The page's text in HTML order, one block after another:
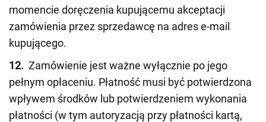
momencie doręczenia kupującemu akceptacji
zamówienia przez sprzedawcę na adres e-mail
kupującego.
12. Zamówienie jest ważne wyłącznie po jego
pełnym opłaceniu. Płatność musi być potwierdzona
wpływem środków lub potwierdzeniem wykonania
płatności (w tym autoryzacją przy płatności kartą,